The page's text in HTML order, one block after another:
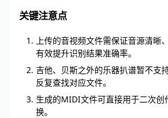
关键注意点
上传的音视频文件需保证音源清晰
有效提升识别结果准确率。
吉他、贝斯之外的乐器扒谱暂不支
反复查找对应文件。
生成的MIDI文件可直接用于二次创
换。